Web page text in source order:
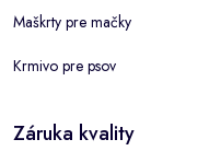
Maškrty pre mačky
Krmivo pre psov
Záruka kvality